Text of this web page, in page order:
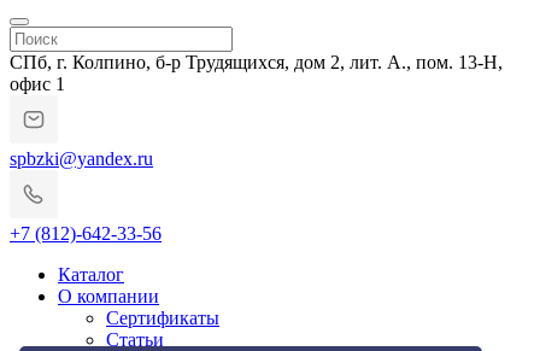
СПб, г. Колпино, б-р Трудящихся, дом 2, лит. А., пом. 13-Н,
офис 1
spbzki@yandex.ru
+7 (812)-642-33-56
Каталог
О компании
Сертификаты
Статьи